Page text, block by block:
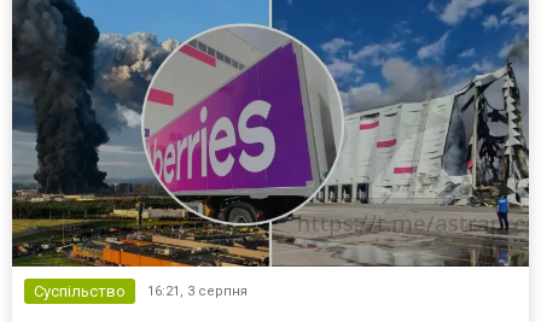
Суспільство 16:21, 3 серпня